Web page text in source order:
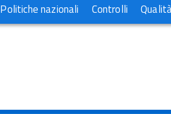
Politiche nazionali Controlli